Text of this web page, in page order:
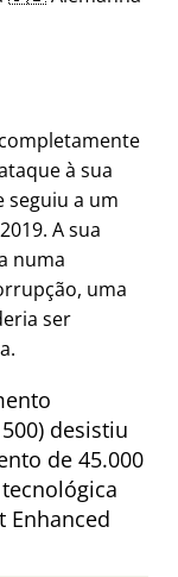
à sua
seguiu a um
A sua
numa
uma
ser
desistiu
de 45.000
Enhanced